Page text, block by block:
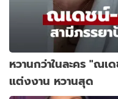
หวานกว่าในละคร "ณ
แต่งงาน หวานสุด